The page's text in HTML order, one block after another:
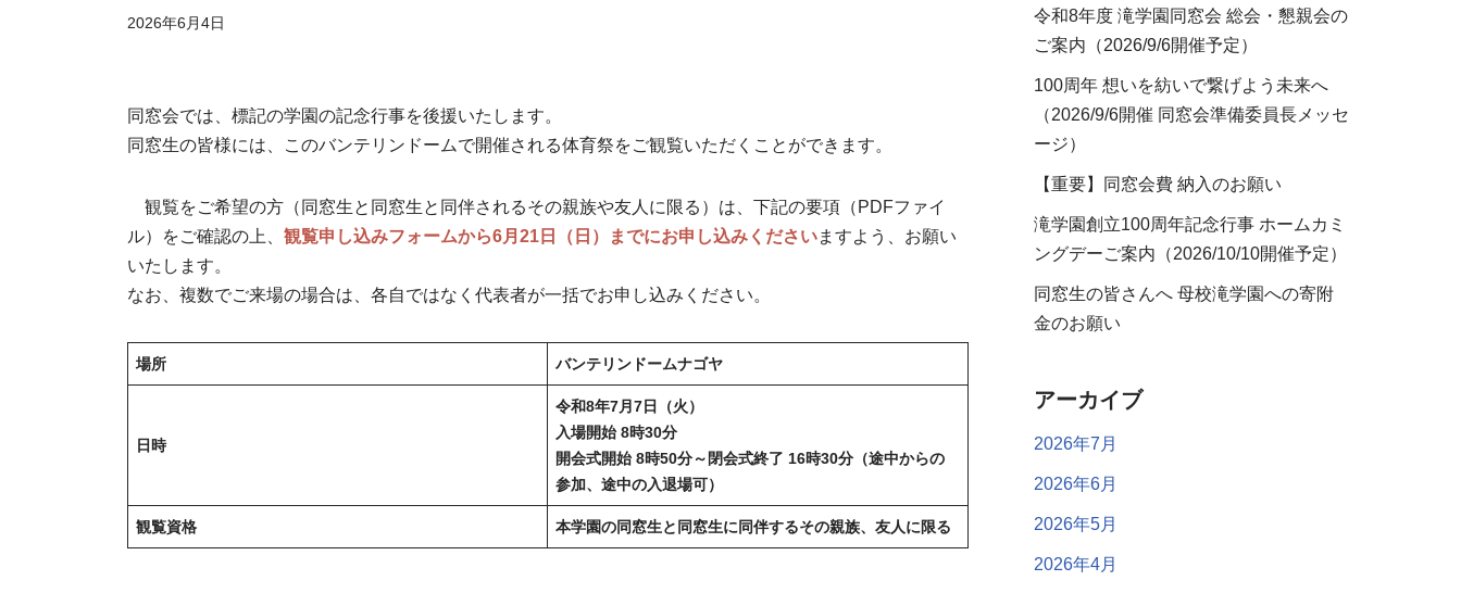
2026年6月4日
同窓会では、標記の学園の記念行事を後援いたします。
同窓生の皆様には、このバンテリンドームで開催される体育祭をご観覧いただくことができます。
観覧をご希望の方（同窓生と同窓生と同伴されるその親族や友人に限る）は、下記の要項（PDFファイ
ル）をご確認の上、 観覧申し込みフォームから6月21日（日）までにお申し込みくださいますよう、お願い
いたします。
なお、複数でご来場の場合は、各自ではなく代表者が一括でお申し込みください。
場所 バンテリンドームナゴヤ
日時
令和8年7月7日（火）
入場開始 8時30分
開会式開始 8時50分～閉会式終了 16時30分（途中からの
参加、途中の入退場可）
観覧資格 本学園の同窓生と同窓生に同伴するその親族、友人に限る
令和8年度 滝学園同窓会 総会・懇親会の
ご案内（2026/9/6開催予定）
100周年 想いを紡いで繋げよう未来へ
（2026/9/6開催 同窓会準備委員長メッセ
ージ）
【重要】同窓会費 納入のお願い
滝学園創立100周年記念行事 ホームカミ
ングデーご案内（2026/10/10開催予定）
同窓生の皆さんへ 母校滝学園への寄附
金のお願い
アーカイブ
2026年7月
2026年6月
2026年5月
2026年4月